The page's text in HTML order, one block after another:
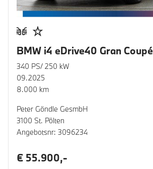
BMW i4 eDrive40 Gran Coupé
340 PS/ 250 kW
09.2025
8.000 km
Peter Göndle GesmbH
3100 St. Pölten
Angebotsnr: 3096234
€ 55.900,-